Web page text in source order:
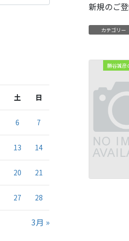
新規のご
カテゴリー
勝谷誠彦
土 日
6 7
13 14
20 21
27 28
3月 »